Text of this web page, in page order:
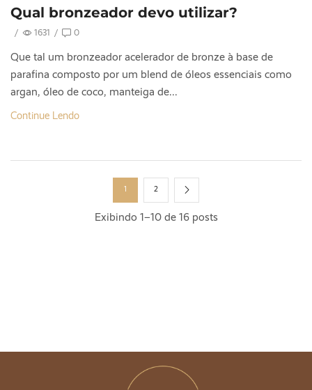
Qual bronzeador devo utilizar?
/ 1631 / 0
Que tal um bronzeador acelerador de bronze à base de
parafina composto por um blend de óleos essenciais como
argan, óleo de coco, manteiga de...
Continue Lendo
Exibindo 1–10 de 16 posts
1 2